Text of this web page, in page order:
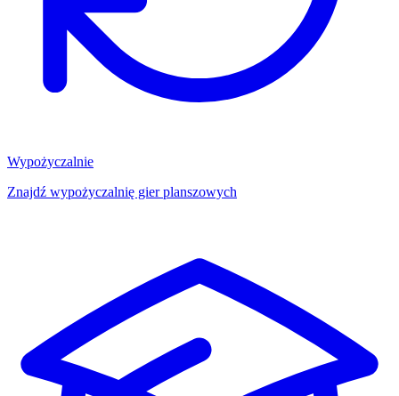
Wypożyczalnie
Znajdź wypożyczalnię gier planszowych